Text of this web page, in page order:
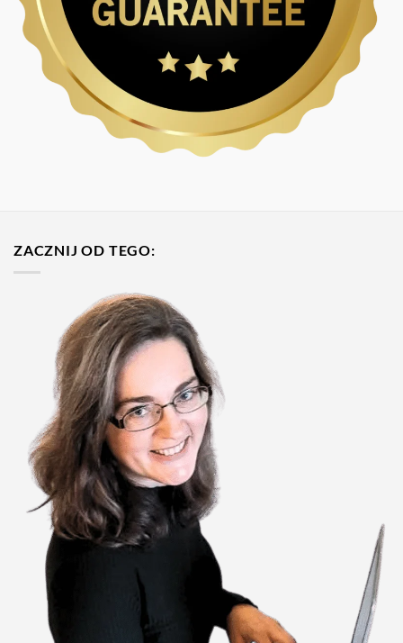
ZACZNIJ OD TEGO: